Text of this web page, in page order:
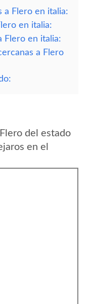
a Flero en italia:
en italia:
Flero en italia:
a Flero
del estado
en el